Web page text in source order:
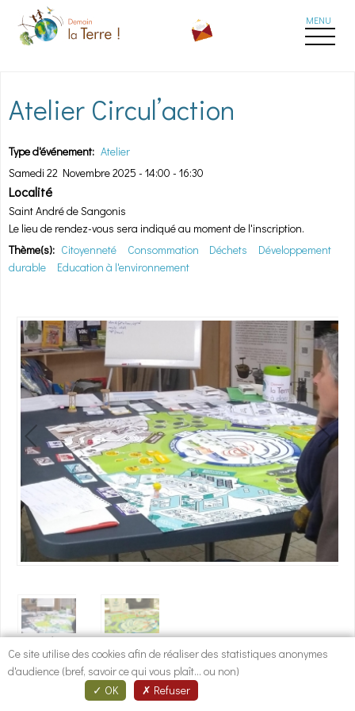
Aller au contenu principal
Atelier Circul’action
Type d'événement: Atelier
Samedi 22 Novembre 2025 - 14:00 - 16:30
Localité
Saint André de Sangonis
Le lieu de rendez-vous sera indiqué au moment de l'inscription.
Thème(s): Citoyenneté Consommation Déchets
Développement
durable
Education à l'environnement
Descriptif
Nous embarquerons dans un territoire où nous découvrirons, en jouant,
des actions concrètes pour réduire nos impacts environnementaux et
sociaux au quotidien. Ce jeu de plateau coopératif nous familiarisera
Ce site utilise des cookies afin de réaliser des statistiques anonymes
d'audience (bref, savoir ce qui vous plaît... ou non)
OK
Refuser